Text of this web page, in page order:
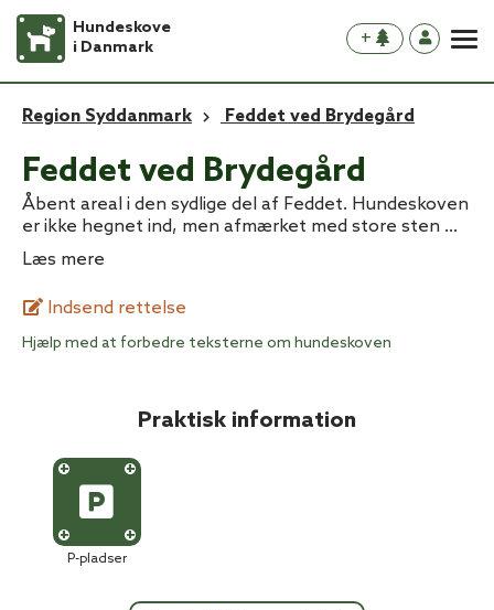
Hundeskove
i Danmark
+
Region Syddanmark Feddet ved Brydegård
Feddet ved Brydegård
Åbent areal i den sydlige del af Feddet. Hundeskoven
er ikke hegnet ind, men afmærket med store sten ...
Læs mere
Indsend rettelse
Hjælp med at forbedre teksterne om hundeskoven
Praktisk information
P-pladser